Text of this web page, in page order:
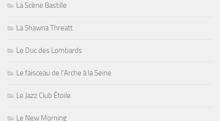
La Scène Bastille
La Shawna Threatt
Le Duc des Lombards
Le faisceau de l'Arche à la Seine
Le Jazz Club Étoile
Le New Morning